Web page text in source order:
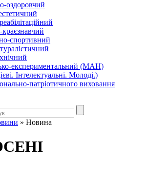
оздоровчий
краєзнавчий
спортивний
експериментальний (МАН)
Інтелектуальні. Молоді.)
патріотичного виховання
» Новина